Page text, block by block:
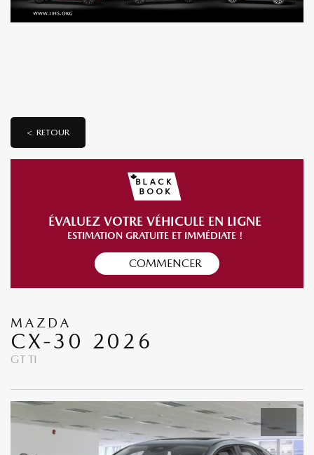
< RETOUR
ÉVALUEZ VOTRE VÉHICULE EN LIGNE
ESTIMATION GRATUITE ET IMMÉDIATE !
COMMENCER
MAZDA
CX-30 2026
GT TI